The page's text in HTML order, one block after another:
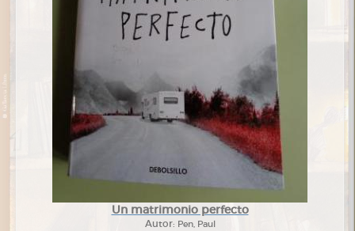
Un matrimonio perfecto
Autor: Pen, Paul